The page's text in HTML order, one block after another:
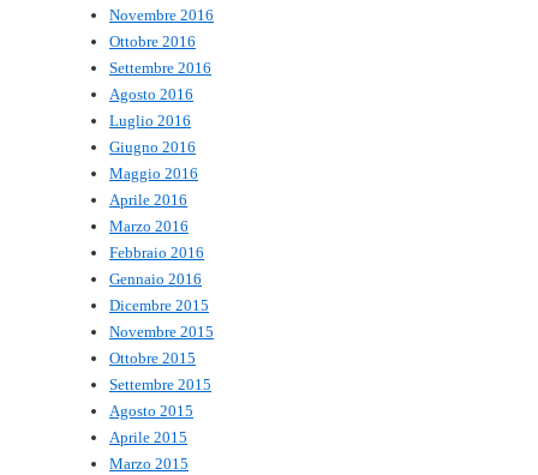
Novembre 2016
Ottobre 2016
Settembre 2016
Agosto 2016
Luglio 2016
Giugno 2016
Maggio 2016
Aprile 2016
Marzo 2016
Febbraio 2016
Gennaio 2016
Dicembre 2015
Novembre 2015
Ottobre 2015
Settembre 2015
Agosto 2015
Aprile 2015
Marzo 2015